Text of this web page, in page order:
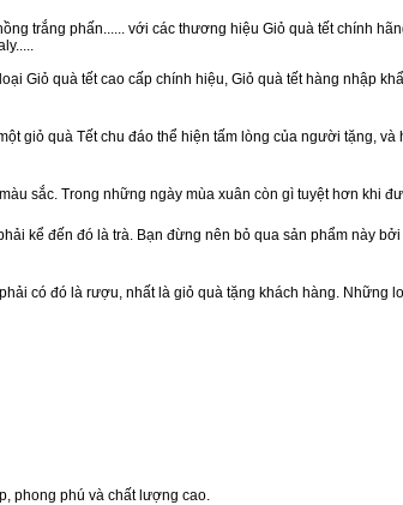
trắng phấn...... với các thương hiệu Giỏ quà tết chính
Giỏ quà tết cao cấp chính hiệu, Giỏ quà tết hàng nhập
giỏ quà Tết chu đáo thể hiện tấm lòng của người tặng,
sắc. Trong những ngày mùa xuân còn gì tuyệt hơn khi
kể đến đó là trà. Bạn đừng nên bỏ qua sản phẩm này
có đó là rượu, nhất là giỏ quà tặng khách hàng.
phong phú và chất lượng cao.